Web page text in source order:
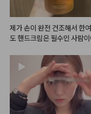
제가 손이 완전 건조해서 한
도 핸드크림은 필수인 사람이
안 바르면 각질 생길만큼 금방
이 마르고 건조해지는데, 이
손 씻고나서 건조하거나 당
어서 좋았어요!!